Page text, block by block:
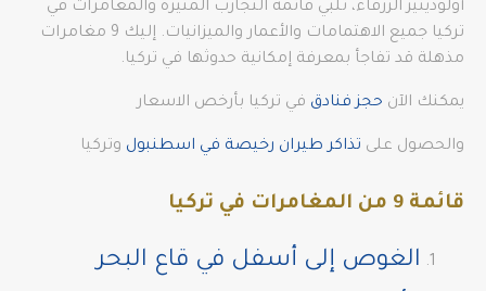
أولودينيز الزرقاء، تلبي قائمة التجارب المثيرة والمغامرات في
تركيا جميع الاهتمامات والأعمار والميزانيات. إليك 9 مغامرات
مذهلة قد تفاجأ بمعرفة إمكانية حدوثها في تركيا.
يمكنك الآن حجز فنادق في تركيا بأرخص الاسعار
والحصول على تذاكر طيران رخيصة في اسطنبول وتركيا
قائمة 9 من المغامرات في تركيا
الغوص إلى أسفل في قاع البحر